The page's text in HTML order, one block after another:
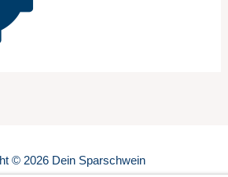
© 2026 Dein Sparschwein